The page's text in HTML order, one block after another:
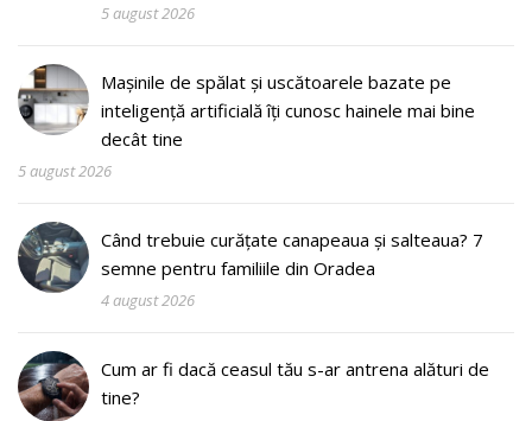
5 august 2026
Mașinile de spălat și uscătoarele bazate pe
inteligență artificială îți cunosc hainele mai bine
decât tine
5 august 2026
Când trebuie curățate canapeaua și salteaua? 7
semne pentru familiile din Oradea
4 august 2026
Cum ar fi dacă ceasul tău s-ar antrena alături de
tine?